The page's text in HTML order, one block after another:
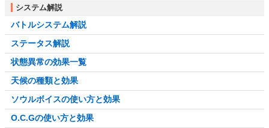
システム解説
バトルシステム解説
ステータス解説
状態異常の効果一覧
天候の種類と効果
ソウルボイスの使い方と効果
O.C.Gの使い方と効果